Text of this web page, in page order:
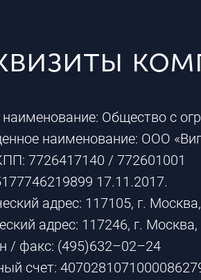
Общество с
наименование: ООО
7726417140 / 772601001
17.11.2017.
адрес: 117105, г.
адрес: 117246, г.
/ факс: (495)632–02–24
счет: